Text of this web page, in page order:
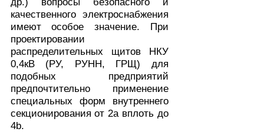
качественного электроснабжения
имеют особое значение. При
проектировании
распределительных щитов НКУ
0,4кВ (РУ, РУНН, ГРЩ) для
подобных предприятий
предпочтительно применение
специальных форм внутреннего
секционирования от 2а вплоть до
4b.